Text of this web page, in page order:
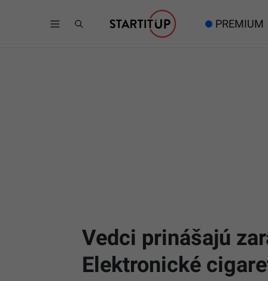
PREMIUM
Vedci prinášajú
Elektronické